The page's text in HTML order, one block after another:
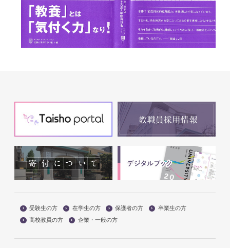
受験生の方 在学生の方 保護者の方
卒業生の方
高校教員の方
企業・一般の方